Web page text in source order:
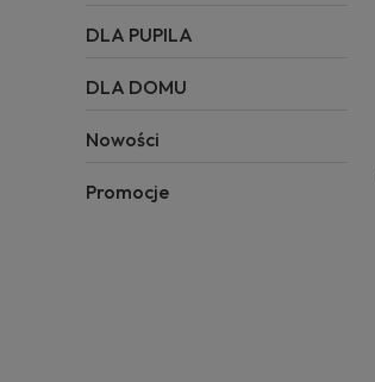
DLA PUPILA
DLA DOMU
Nowości
Promocje